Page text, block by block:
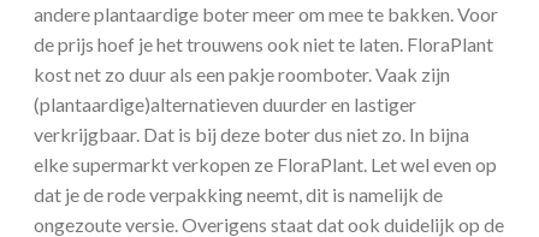
andere plantaardige boter meer om mee te bakken. Voor
de prijs hoef je het trouwens ook niet te laten. FloraPlant
kost net zo duur als een pakje roomboter. Vaak zijn
(plantaardige)alternatieven duurder en lastiger
verkrijgbaar. Dat is bij deze boter dus niet zo. In bijna
elke supermarkt verkopen ze FloraPlant. Let wel even op
dat je de rode verpakking neemt, dit is namelijk de
ongezoute versie. Overigens staat dat ook duidelijk op de